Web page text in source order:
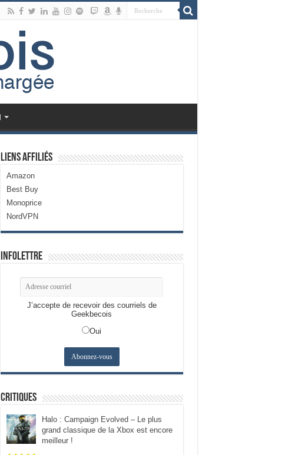
Liens Affiliés
Amazon
Best Buy
Monoprice
NordVPN
Infolettre
J’accepte de recevoir des courriels de
Geekbecois
Oui
Critiques
Halo : Campaign Evolved – Le plus
grand classique de la Xbox est encore
meilleur !